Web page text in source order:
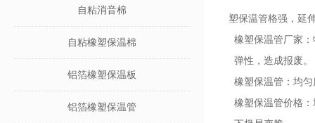
自粘消音棉
自粘橡塑保温棉
铝箔橡塑保温板
铝箔橡塑保温管
塑保温管格强，延
橡塑保温管厂家
弹性，造成报废。
橡塑保温管：均
橡塑保温管价格